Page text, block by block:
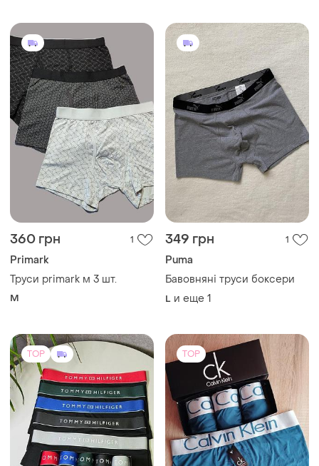
360 грн 1
Primark
Труси primark м 3 шт.
M
349 грн 1
Puma
Бавовняні труси боксери
L и еще 1
TOP TOP